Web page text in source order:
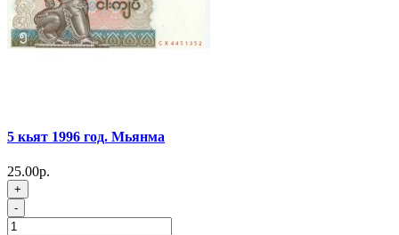
5 кьят 1996 год. Мьянма
25.00р.
+
-